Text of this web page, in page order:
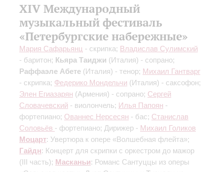
XIV Международный
музыкальный фестиваль
«Петербургские набережные»
Мария Сафарьянц - скрипка; Владислав Сулимский
- баритон; Кьяра Таиджи (Италия) - сопрано;
Раффаэле Абете (Италия) - тенор; Михаил Гантварг
- скрипка; Федерико Мондельчи (Италия) - саксофон;
Элен Егиазарян (Армения) - сопрано; Сергей
Словачевский - виолончель; Илья Папоян -
фортепиано; Ованнес Нерсесян - бас; Станислав
Соловьёв - фортепиано; Дирижер - Михаил Голиков
Моцарт: Увертюра к опере «Волшебная флейта»;
Гайдн: Концерт для скрипки с оркестром до мажор
(III часть); Масканьи: Романс Сантуццы из оперы